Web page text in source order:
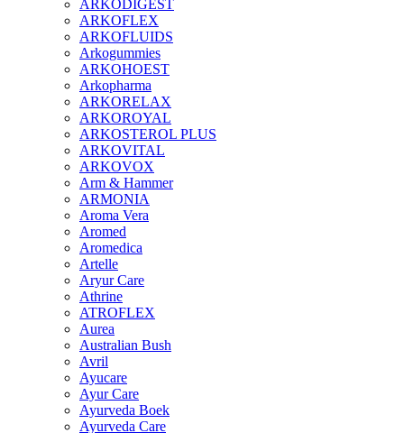
ARKODIGEST
ARKOFLEX
ARKOFLUIDS
Arkogummies
ARKOHOEST
Arkopharma
ARKORELAX
ARKOROYAL
ARKOSTEROL PLUS
ARKOVITAL
ARKOVOX
Arm & Hammer
ARMONIA
Aroma Vera
Aromed
Aromedica
Artelle
Aryur Care
Athrine
ATROFLEX
Aurea
Australian Bush
Avril
Ayucare
Ayur Care
Ayurveda Boek
Ayurveda Care